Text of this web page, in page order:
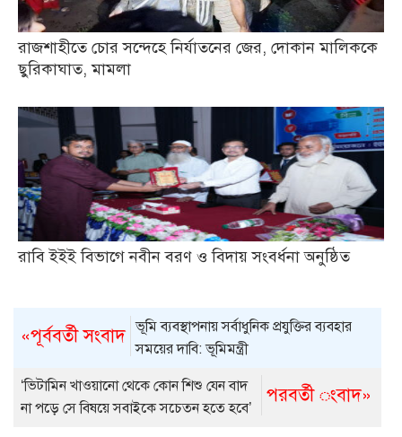
রাজশাহীতে চোর সন্দেহে নির্যাতনের জের, দোকান মালিককে
ছুরিকাঘাত, মামলা
রাবি ইইই বিভাগে নবীন বরণ ও বিদায় সংবর্ধনা অনুষ্ঠিত
«পূর্ববর্তী সংবাদ ভূমি ব্যবস্থাপনায় সর্বাধুনিক প্রযুক্তির ব্যবহার
সময়ের দাবি: ভূমিমন্ত্রী
পরবর্তী ংবাদ»
‘ভিটামিন খাওয়ানো থেকে কোন শিশু যেন বাদ
না পড়ে সে বিষয়ে সবাইকে সচেতন হতে হবে’